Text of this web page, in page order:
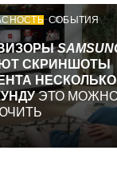
СОБЫТИЯ
СКРИНШОТЫ
ЭТО